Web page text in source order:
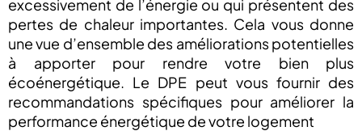
excessivement de l’énergie ou qui présentent des
pertes de chaleur importantes. Cela vous donne
une vue d’ensemble des améliorations potentielles
à apporter pour rendre votre bien plus
écoénergétique. Le DPE peut vous fournir des
recommandations spécifiques pour améliorer la
performance énergétique de votre logement